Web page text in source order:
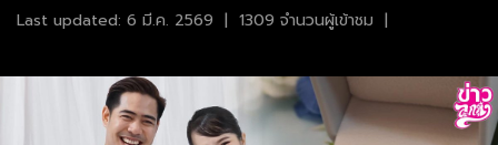
Last updated: 6 มี.ค. 2569 | 1309 จำนวนผู้เข้าชม |